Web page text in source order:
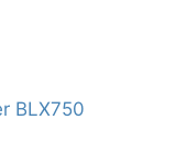
BLX750